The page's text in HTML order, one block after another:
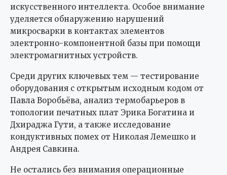
искусственного интеллекта. Особое внимание
уделяется обнаружению нарушений
микросварки в контактах элементов
электронно-компонентной базы при помощи
электромагнитных устройств.
Среди других ключевых тем — тестирование
оборудования с открытым исходным кодом от
Павла Воробьёва, анализ термобарьеров в
топологии печатных плат Эрика Богатина и
Дхираджа Гути, а также исследование
кондуктивных помех от Николая Лемешко и
Андрея Савкина.
Не остались без внимания операционные